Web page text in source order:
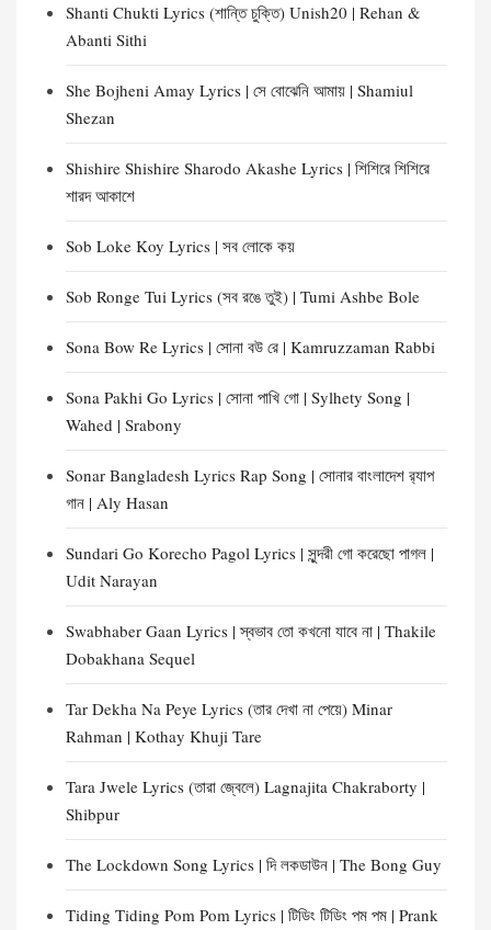
Shanti Chukti Lyrics (শান্তি চুক্তি) Unish20 | Rehan &
Abanti Sithi
She Bojheni Amay Lyrics | সে বোঝেনি আমায় | Shamiul
Shezan
Shishire Shishire Sharodo Akashe Lyrics | শিশিরে শিশিরে
শারদ আকাশে
Sob Loke Koy Lyrics | সব লোকে কয়
Sob Ronge Tui Lyrics (সব রঙে তুই) | Tumi Ashbe Bole
Sona Bow Re Lyrics | সোনা বউ রে | Kamruzzaman Rabbi
Sona Pakhi Go Lyrics | সোনা পাখি গো | Sylhety Song |
Wahed | Srabony
Sonar Bangladesh Lyrics Rap Song | সোনার বাংলাদেশ র‍্যাপ
গান | Aly Hasan
Sundari Go Korecho Pagol Lyrics | সুন্দরী গো করেছো পাগল |
Udit Narayan
Swabhaber Gaan Lyrics | স্বভাব তো কখনো যাবে না | Thakile
Dobakhana Sequel
Tar Dekha Na Peye Lyrics (তার দেখা না পেয়ে) Minar
Rahman | Kothay Khuji Tare
Tara Jwele Lyrics (তারা জ্বেলে) Lagnajita Chakraborty |
Shibpur
The Lockdown Song Lyrics | দি লকডাউন | The Bong Guy
Tiding Tiding Pom Pom Lyrics | টিডিং টিডিং পম পম | Prank